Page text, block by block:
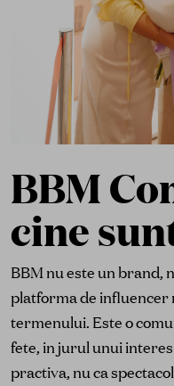
BBM
cine
BBM nu este un brand,
platforma de influencer
termenului. Este o
fete, in jurul unui
practiva, nu ca